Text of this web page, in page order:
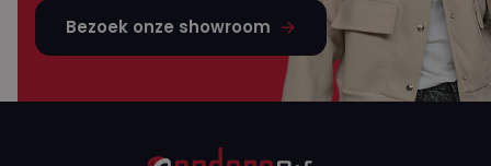
Bezoek onze showroom